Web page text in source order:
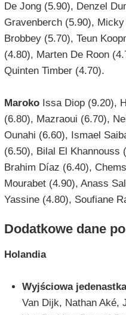
De Jong (5.90), Denzel
Gravenberch (5.90),
Brobbey (5.70), Teun
(4.80), Marten De Roon
Quinten Timber (4.70).
MarokoIssa Diop (9.20),
(6.80), Mazraoui (6.70),
Ounahi (6.60), Ismael
(6.50), Bilal El Khannouss
Brahim Díaz (6.40),
Mourabet (4.90), Anass
Yassine (4.80), Soufiane
Dodatkowe dane
Holandia
Wyjściowa jedenastka
Van Dijk, Nathan Aké,